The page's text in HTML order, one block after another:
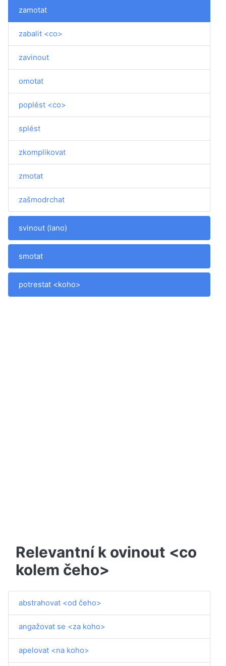
zamotat
zabalit <co>
zavinout
omotat
poplést <co>
splést
zkomplikovat
zmotat
zašmodrchat
svinout (lano)
smotat
potrestat <koho>
Relevantní k ovinout <co
kolem čeho>
abstrahovat <od čeho>
angažovat se <za koho>
apelovat <na koho>